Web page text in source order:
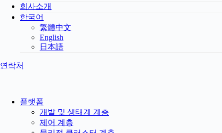
회사소개
한국어
繁體中文
English
日本語
연락처
플랫폼
개발 및 생태계 계층
제어 계층